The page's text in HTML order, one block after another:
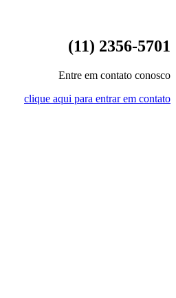
(11) 2356-5701
Entre em contato conosco
clique aqui para entrar em contato